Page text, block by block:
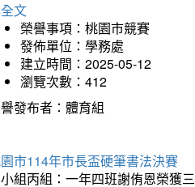
文
榮譽事項：桃園市競賽
發佈單位：學務處
建立時間：2025-05-12
瀏覽次數：412
發布者：體育組
市114年市長盃硬筆書法決賽
組丙組：一年四班謝侑恩榮獲